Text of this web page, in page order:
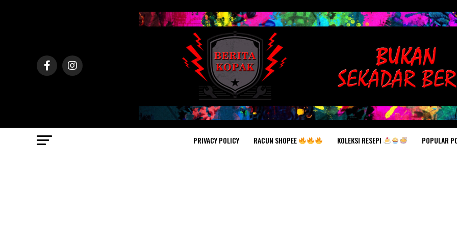
PRIVACY POLICY RACUN SHOPEE KOLEKSI RESEPI POPULAR